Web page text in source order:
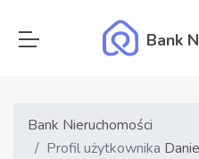
Bank
Bank Nieruchomości
Profil użytkownika